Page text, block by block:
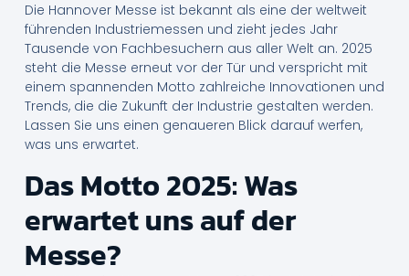
Die Hannover Messe ist bekannt als eine der weltweit
führenden Industriemessen und zieht jedes Jahr
Tausende von Fachbesuchern aus aller Welt an. 2025
steht die Messe erneut vor der Tür und verspricht mit
einem spannenden Motto zahlreiche Innovationen und
Trends, die die Zukunft der Industrie gestalten werden.
Lassen Sie uns einen genaueren Blick darauf werfen,
was uns erwartet.
Das Motto 2025: Was
erwartet uns auf der
Messe?